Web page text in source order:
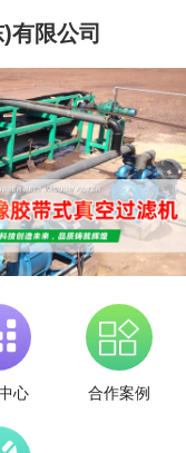
有限公司
心 合作案例